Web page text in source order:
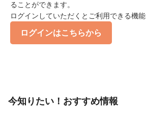
ることができます。
ログインしていただくとご利用できる機能
ログインはこちらから
今知りたい！おすすめ情報